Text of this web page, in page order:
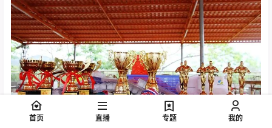
首页 直播 专题 我的